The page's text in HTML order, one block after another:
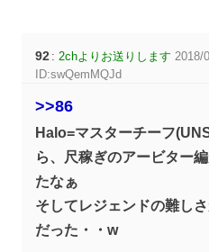
92 :2chよりお送りします 2018/
ID:swQemMQJd
>>86
Halo=マスターチーフ
ら、尺稼ぎのアービター
たなぁ
そしてレジェンドの難し
だった・・w